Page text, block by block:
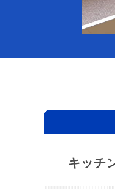
キッチ